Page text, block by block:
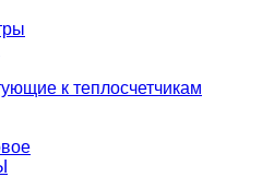
к теплосчетчикам